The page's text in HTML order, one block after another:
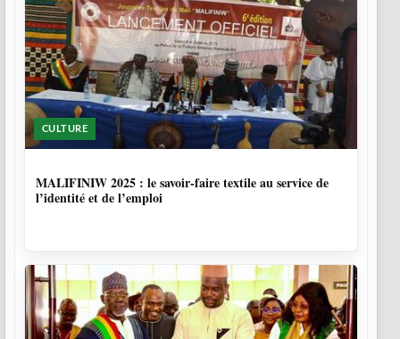
CULTURE
MALIFINIW 2025 : le savoir-faire textile au service de
l’identité et de l’emploi